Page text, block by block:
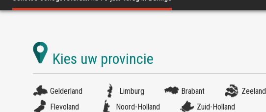
Gelderland Limburg Brabant Zeeland
Flevoland
Noord-Holland Zuid-Holland